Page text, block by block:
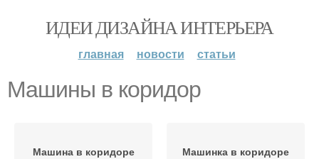
ИДЕИ ДИЗАЙНА ИНТЕРЬЕРА
главная новости статьи
Машины в коридор
Машина в коридоре Машинка в коридоре